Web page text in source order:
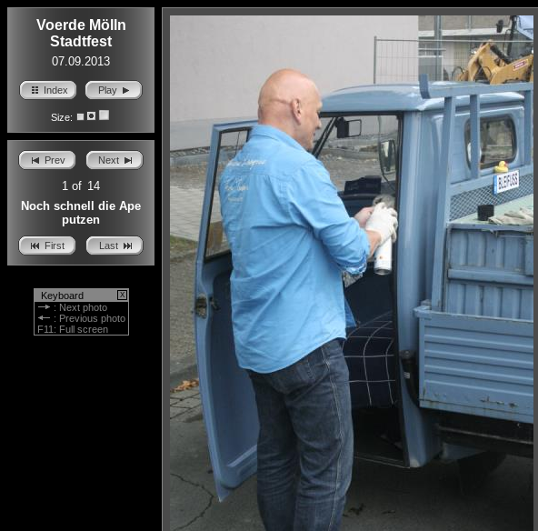
Voerde Mölln
Stadtfest
07.09.2013
Index Play
Size:
Prev Next
1 of 14
Noch schnell die Ape
putzen
First Last
Keyboard X
: Next photo
: Previous photo
F11 : Full screen